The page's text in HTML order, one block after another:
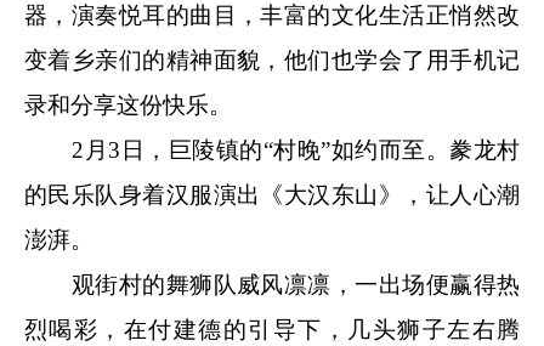
器，演奏悦耳的曲目，丰富的文化生活正悄然改
变着乡亲们的精神面貌，他们也学会了用手机记
录和分享这份快乐。
2月3日，巨陵镇的“村晚”如约而至。豢龙村
的民乐队身着汉服演出《大汉东山》，让人心潮
澎湃。
观街村的舞狮队威风凛凛，一出场便赢得热
烈喝彩，在付建德的引导下，几头狮子左右腾